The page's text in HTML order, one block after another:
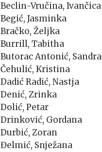
Beclin-Vručina, Ivančica
Begić, Jasminka
Bračko, Željka
Burrill, Tabitha
Butorac Antonić, Sandra
Čehulić, Kristina
Dadić Radić, Nastja
Denić, Zrinka
Dolić, Petar
Drinković, Gordana
Durbić, Zoran
Đelmić, Snježana